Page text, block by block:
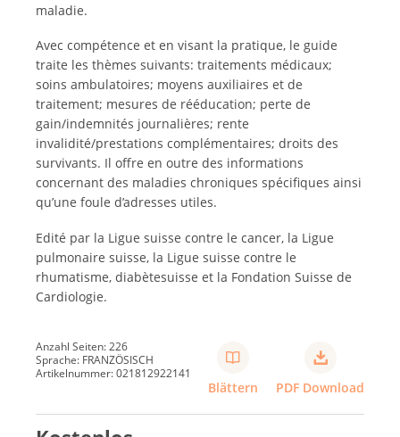
maladie.
Avec compétence et en visant la pratique, le guide
traite les thèmes suivants: traitements médicaux;
soins ambulatoires; moyens auxiliaires et de
traitement; mesures de rééducation; perte de
gain/indemnités journalières; rente
invalidité/prestations complémentaires; droits des
survivants. Il offre en outre des informations
concernant des maladies chroniques spécifiques ainsi
qu’une foule d’adresses utiles.
Edité par la Ligue suisse contre le cancer, la Ligue
pulmonaire suisse, la Ligue suisse contre le
rhumatisme, diabètesuisse et la Fondation Suisse de
Cardiologie.
Anzahl Seiten: 226
Sprache: FRANZÖSISCH
Artikelnummer: 021812922141
Blättern PDF Download